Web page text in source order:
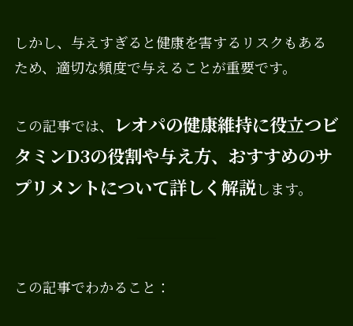
しかし、与えすぎると健康を害するリスクもある
ため、適切な頻度で与えることが重要です。
この記事では、
レオパの健康維持に役立つビ
タミンD3の役割や与え方、おすすめのサ
プリメントについて詳しく解説します。
この記事でわかること：